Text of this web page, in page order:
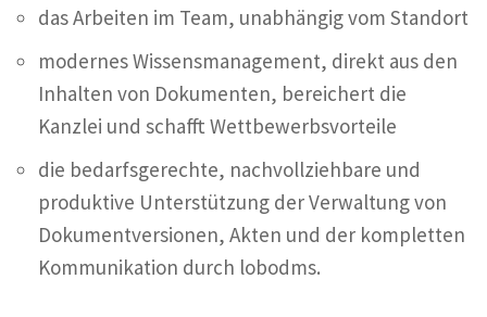
das Arbeiten im Team, unabhängig vom Standort
modernes Wissensmanagement, direkt aus den
Inhalten von Dokumenten, bereichert die
Kanzlei und schafft Wettbewerbsvorteile
die bedarfsgerechte, nachvollziehbare und
produktive Unterstützung der Verwaltung von
Dokumentversionen, Akten und der kompletten
Kommunikation durch lobodms.